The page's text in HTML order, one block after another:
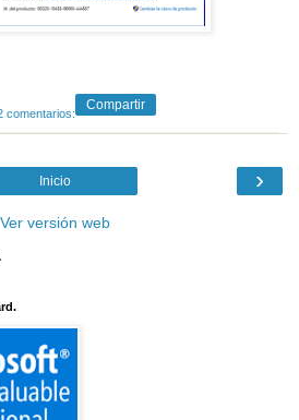
comentarios:
Compartir
›
Inicio
Ver versión web